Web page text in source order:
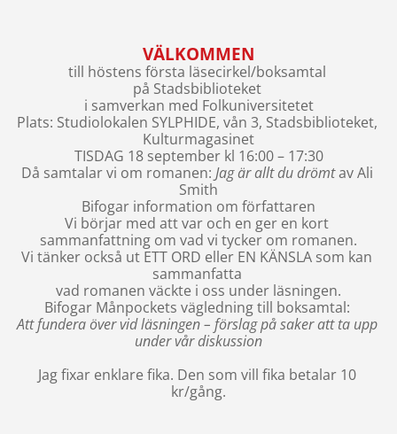
VÄLKOMMEN
till höstens första läsecirkel/boksamtal
på Stadsbiblioteket
i samverkan med Folkuniversitetet
Plats: Studiolokalen SYLPHIDE, vån 3, Stadsbiblioteket,
Kulturmagasinet
TISDAG 18 september kl 16:00 – 17:30
Då samtalar vi om romanen: Jag är allt du drömt av Ali
Smith
Bifogar information om författaren
Vi börjar med att var och en ger en kort
sammanfattning om vad vi tycker om romanen.
Vi tänker också ut ETT ORD eller EN KÄNSLA som kan
sammanfatta
vad romanen väckte i oss under läsningen.
Bifogar Månpockets vägledning till boksamtal:
Att fundera över vid läsningen – förslag på saker att ta upp
under vår diskussion
Jag fixar enklare fika. Den som vill fika betalar 10
kr/gång.